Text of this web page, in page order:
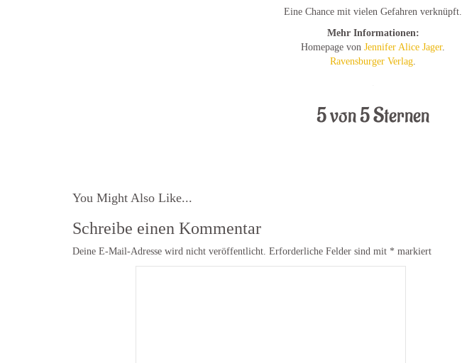
Eine Chance mit vielen Gefahren verknüpft.
Mehr Informationen:
Homepage vonJennifer Alice Jager.
Ravensburger Verlag.
5 von 5 Sternen
You Might Also Like...
Schreibe einen Kommentar
Deine E-Mail-Adresse wird nicht veröffentlicht. Erforderliche Felder sind mit * markiert